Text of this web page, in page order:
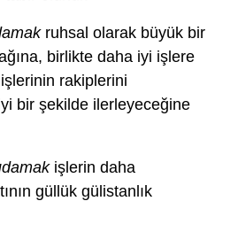
ruhsal olarak büyük bir
birlikte daha iyi işlere
rakiplerini
bir şekilde ilerleyeceğine
işlerin daha
güllük gülistanlık